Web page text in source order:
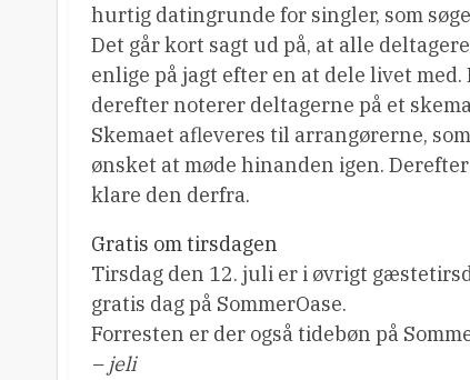
hurtig datingrunde for singler, som
Det går kort sagt ud på, at alle
enlige på jagt efter en at dele livet
derefter noterer deltagerne på et
Skemaet afleveres til arrangørerne,
ønsket at møde hinanden igen.
klare den derfra.
Gratis om tirsdagen
Tirsdag den 12. juli er i øvrigt
gratis dag på SommerOase.
Forresten er der også tidebøn på
– jeli